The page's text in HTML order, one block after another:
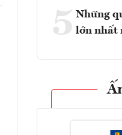
5 Những
lớn nhất